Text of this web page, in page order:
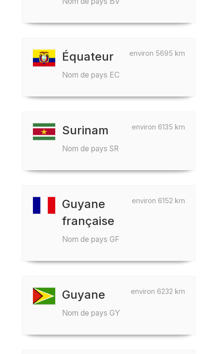
environ 5695 km
Équateur
Nom de pays EC
environ 6135 km
Surinam
Nom de pays SR
environ 6152 km
Guyane
française
Nom de pays GF
environ 6232 km
Guyane
Nom de pays GY